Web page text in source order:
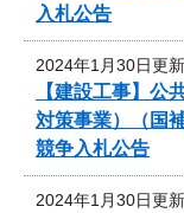
入札公告
2024年1月30日更新
【建設工事】
対策事業）（国
競争入札公告
2024年1月30日更新